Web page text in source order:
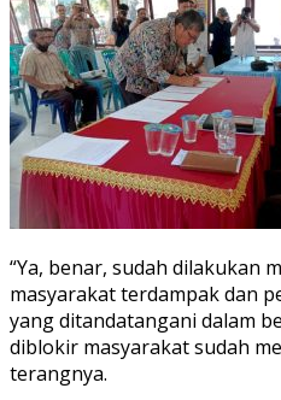
“Ya, benar, sudah dilakukan
masyarakat terdampak dan
yang ditandatangani dalam
diblokir masyarakat sudah
terangnya.